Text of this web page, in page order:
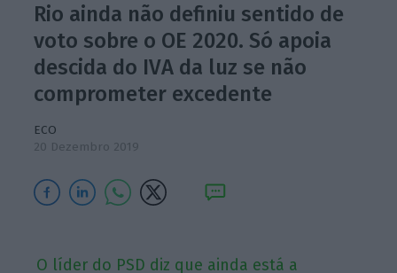
Rio ainda não definiu sentido de
voto sobre o OE 2020. Só apoia
descida do IVA da luz se não
comprometer excedente
ECO
20 Dezembro 2019
O líder do PSD diz que ainda está a